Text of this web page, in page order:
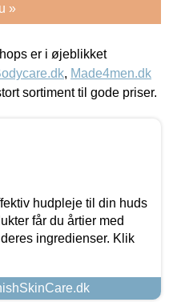
»
er i øjeblikket
, Made4men.dk
sortiment til gode priser.
hudpleje til din huds
får du årtier med
ingredienser. Klik